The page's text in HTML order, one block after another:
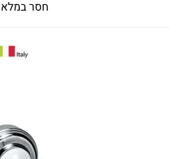
חסר